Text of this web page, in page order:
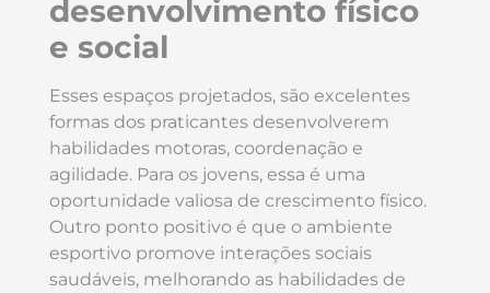
desenvolvimento físico
e social
Esses espaços projetados, são excelentes
formas dos praticantes desenvolverem
habilidades motoras, coordenação e
agilidade. Para os jovens, essa é uma
oportunidade valiosa de crescimento físico.
Outro ponto positivo é que o ambiente
esportivo promove interações sociais
saudáveis, melhorando as habilidades de